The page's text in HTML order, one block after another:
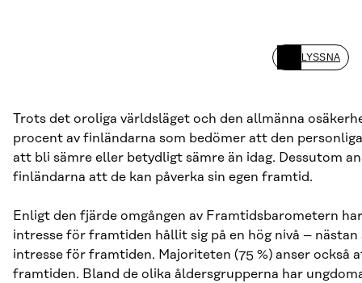
LYSSNA
Trots det oroliga världsläget och den allmänna
procent av finländarna som bedömer att den
att bli sämre eller betydligt sämre än idag. Dessutom
finländarna att de kan påverka sin egen framtid.
Enligt den fjärde omgången av Framtidsbarometern
intresse för framtiden hållit sig på en hög nivå – nästan
intresse för framtiden. Majoriteten (75 %) anser också
framtiden. Bland de olika åldersgrupperna har